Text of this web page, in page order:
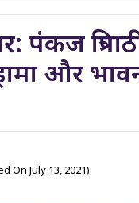
पंकज
और
On July 13, 2021)